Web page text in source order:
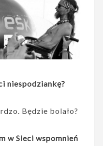
niespodziankę?
Będzie bolało?
w Sieci wspomnień